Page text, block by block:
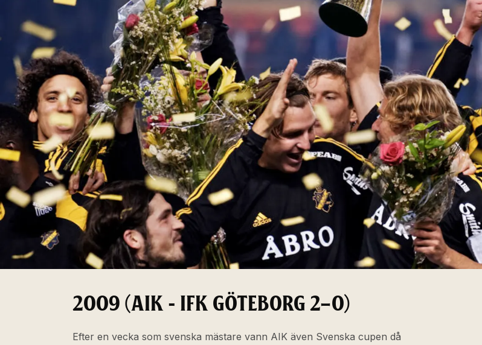
2009 (AIK - IFK GÖTEBORG 2–0)
Efter en vecka som svenska mästare vann AIK även Svenska cupen då